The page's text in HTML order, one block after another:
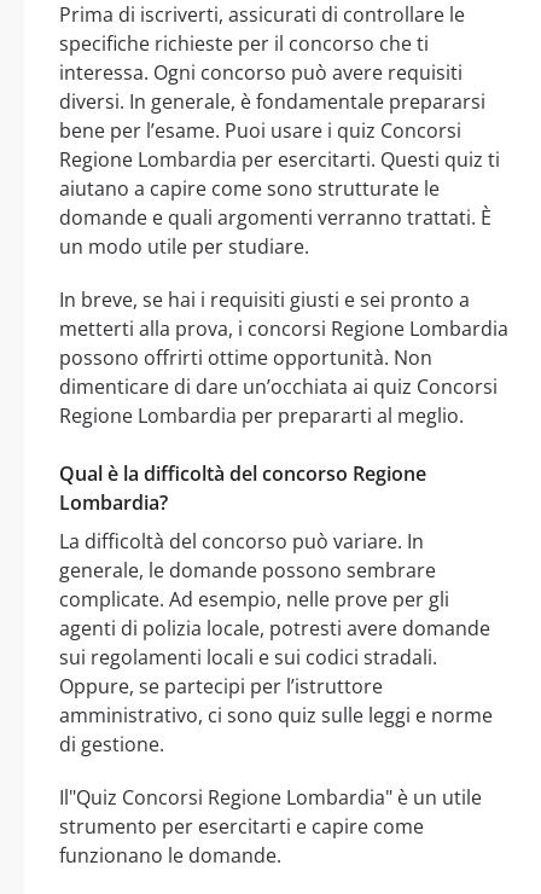
Prima di iscriverti, assicurati di controllare le
specifiche richieste per il concorso che ti
interessa. Ogni concorso può avere requisiti
diversi. In generale, è fondamentale prepararsi
bene per l’esame. Puoi usare i quiz Concorsi
Regione Lombardia per esercitarti. Questi quiz ti
aiutano a capire come sono strutturate le
domande e quali argomenti verranno trattati. È
un modo utile per studiare.
In breve, se hai i requisiti giusti e sei pronto a
metterti alla prova, i concorsi Regione Lombardia
possono offrirti ottime opportunità. Non
dimenticare di dare un’occhiata ai quiz Concorsi
Regione Lombardia per prepararti al meglio.
Qual è la difficoltà del concorso Regione
Lombardia?
La difficoltà del concorso può variare. In
generale, le domande possono sembrare
complicate. Ad esempio, nelle prove per gli
agenti di polizia locale, potresti avere domande
sui regolamenti locali e sui codici stradali.
Oppure, se partecipi per l’istruttore
amministrativo, ci sono quiz sulle leggi e norme
di gestione.
Il"Quiz Concorsi Regione Lombardia" è un utile
strumento per esercitarti e capire come
funzionano le domande.